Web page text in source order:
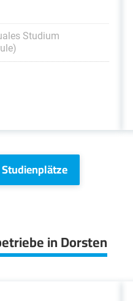
Studium
in Dorsten